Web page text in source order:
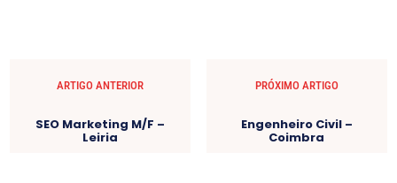
ARTIGO ANTERIOR
SEO Marketing M/F –
Leiria
PRÓXIMO ARTIGO
Engenheiro Civil –
Coimbra